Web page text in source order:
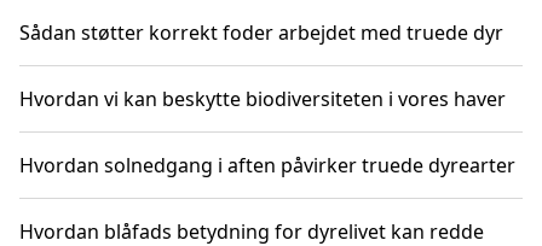
Sådan støtter korrekt foder arbejdet med truede dyr
Hvordan vi kan beskytte biodiversiteten i vores haver
Hvordan solnedgang i aften påvirker truede dyrearter
Hvordan blåfads betydning for dyrelivet kan redde